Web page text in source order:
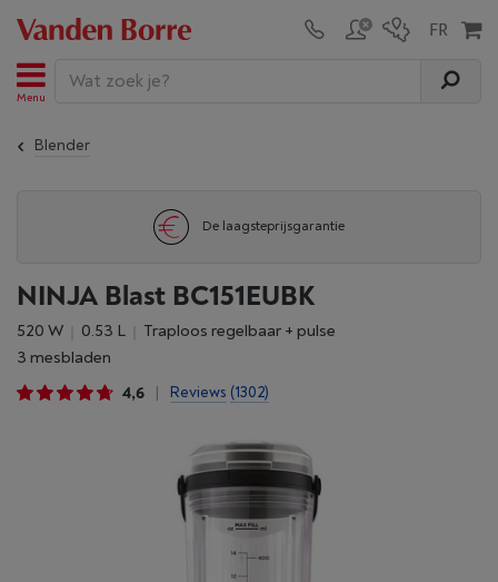
Menu
Blender
De laagsteprijsgarantie
NINJA Blast BC151EUBK
520 W 0.53 L
Traploos regelbaar + pulse
3 mesbladen
4,6
Reviews (1302)